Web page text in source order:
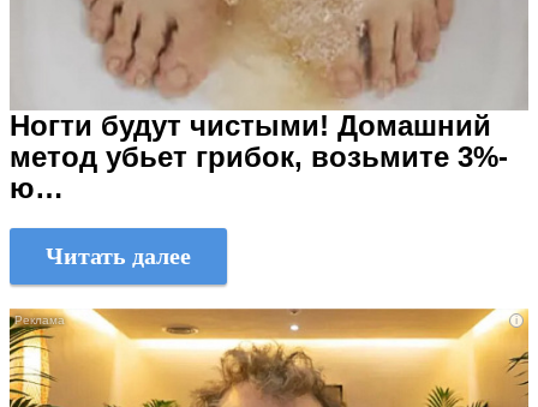
Ногти будут чистыми! Домашний
метод убьет грибок, возьмите 3%-
ю…
Читать далее
i